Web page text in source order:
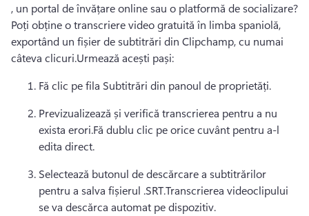
, un portal de învățare online sau o platformă de socializare?
Poți obține o transcriere video gratuită în limba spaniolă,
exportând un fișier de subtitrări din Clipchamp, cu numai
câteva clicuri.Urmează acești pași:
Fă clic pe fila Subtitrări din panoul de proprietăți.
Previzualizează și verifică transcrierea pentru a nu
exista erori.Fă dublu clic pe orice cuvânt pentru a-l
edita direct.
Selectează butonul de descărcare a subtitrărilor
pentru a salva fișierul .SRT.Transcrierea videoclipului
se va descărca automat pe dispozitiv.